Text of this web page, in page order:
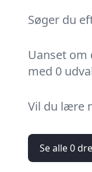
Søger du
Uanset om
med 0
Vil du lære
Se alle 0